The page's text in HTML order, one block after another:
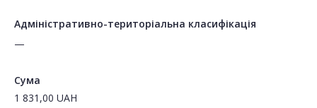
Адміністративно-територіальна класифікація
—
Сума
1 831,00 UAH